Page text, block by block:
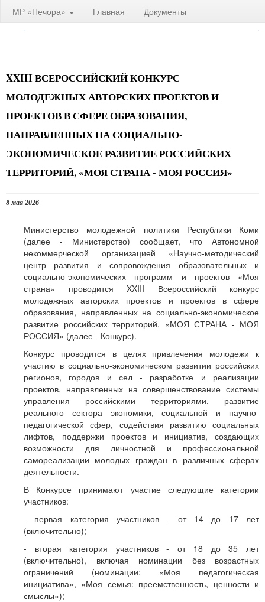
МР «Печора» Главная Документы
XXIII ВСЕРОССИЙСКИЙ КОНКУРС
МОЛОДЕЖНЫХ АВТОРСКИХ ПРОЕКТОВ И
ПРОЕКТОВ В СФЕРЕ ОБРАЗОВАНИЯ,
НАПРАВЛЕННЫХ НА СОЦИАЛЬНО-
ЭКОНОМИЧЕСКОЕ РАЗВИТИЕ РОССИЙСКИХ
ТЕРРИТОРИЙ, «МОЯ СТРАНА - МОЯ РОССИЯ»
8 мая 2026
Министерство молодежной политики Республики Коми
(далее - Министерство) сообщает, что Автономной
некоммерческой организацией «Научно-методический
центр развития и сопровождения образовательных и
социально-экономических программ и проектов «Моя
страна» проводится XXIII Всероссийский конкурс
молодежных авторских проектов и проектов в сфере
образования, направленных на социально-экономическое
развитие российских территорий, «МОЯ СТРАНА - МОЯ
РОССИЯ» (далее - Конкурс).
Конкурс проводится в целях привлечения молодежи к
участию в социально-экономическом развитии российских
регионов, городов и сел - разработке и реализации
проектов, направленных на совершенствование системы
управления российскими территориями, развитие
реального сектора экономики, социальной и научно-
педагогической сфер, содействия развитию социальных
лифтов, поддержки проектов и инициатив, создающих
возможности для личностной и профессиональной
самореализации молодых граждан в различных сферах
деятельности.
В Конкурсе принимают участие следующие категории
участников:
- первая категория участников - от 14 до 17 лет
(включительно);
- вторая категория участников - от 18 до 35 лет
(включительно), включая номинации без возрастных
ограничений (номинации: «Моя педагогическая
инициатива», «Моя семья: преемственность, ценности и
смыслы»);